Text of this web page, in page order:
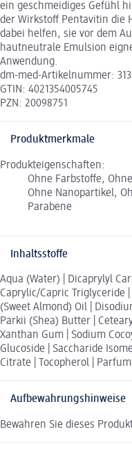
ein geschmeidiges Gefühl
der Wirkstoff Pentavitin die
dabei helfen, sie vor dem
hautneutrale Emulsion
Anwendung.
dm-med-Artikelnummer:
GTIN: 4021354005745
PZN: 20098751
Produktmerkmale
Produkteigenschaften:
Ohne Farbstoffe,
Ohne Nanopartikel,
Parabene
Inhaltsstoffe
Aqua (Water) | Dicaprylyl
Caprylic/Capric Triglyceride
(Sweet Almond) Oil |
Parkii (Shea) Butter |
Xanthan Gum | Sodium
Glucoside | Saccharide
Citrate | Tocopherol |
Aufbewahrungshinweise
Bewahren Sie dieses